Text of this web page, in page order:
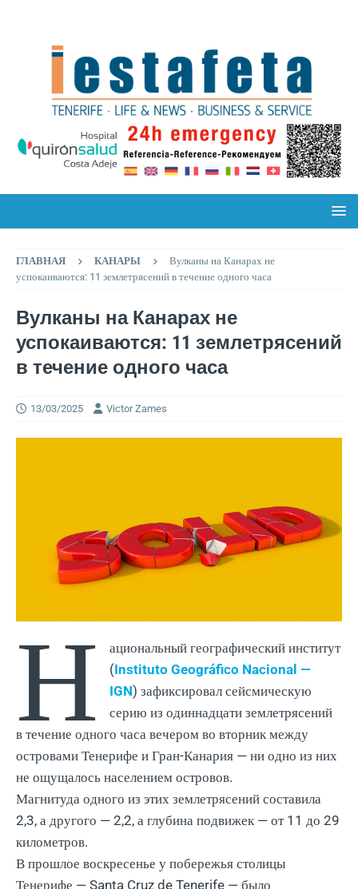
ГЛАВНАЯ КАНАРЫ
Вулканы на Канарах не
успокаиваются: 11 землетрясений в течение одного часа
Вулканы на Канарах не
успокаиваются: 11 землетрясений
в течение одного часа
13/03/2025 Victor Zames
Н
ациональный географический институт
(Instituto Geográfico Nacional —
IGN) зафиксировал сейсмическую
серию из одиннадцати землетрясений
в течение одного часа вечером во вторник между
островами Тенерифе и Гран-Канария — ни одно из них
не ощущалось населением островов.
Магнитуда одного из этих землетрясений составила
2,3, а другого — 2,2, а глубина подвижек — от 11 до 29
километров.
В прошлое воскресенье у побережья столицы
Тенерифе — Santa Cruz de Tenerife — было